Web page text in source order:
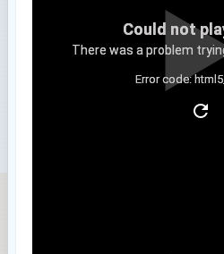
Could not
There was a problem
Error code: